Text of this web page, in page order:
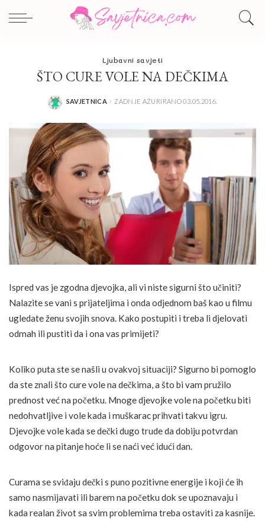
Ljubavni savjeti
ŠTO CURE VOLE NA DEČKIMA
POSTED
SAVJETNICA ZADNJE AŽURIRANO 03.05.2016.
Ispred vas je zgodna djevojka, ali vi niste sigurni što učiniti?
Nalazite se vani s prijateljima i onda odjednom baš kao u filmu
ugledate ženu svojih snova. Kako postupiti i treba li djelovati
odmah ili pustiti da i ona vas primijeti?
Koliko puta ste se našli u ovakvoj situaciji? Sigurno bi pomoglo
da ste znali što cure vole na dečkima, a što bi vam pružilo
prednost već na početku. Mnoge djevojke vole na početku biti
nedohvatljive i vole kada i muškarac prihvati takvu igru.
Djevojke vole kada se dečki dugo trude da dobiju potvrdan
odgovor na pitanje hoće li se naći već idući dan.
Curama se sviđaju dečki s puno pozitivne energije i koji će ih
samo nasmijavati ili barem na početku dok se upoznavaju i
kada realan život sa svim problemima treba ostaviti za kasnije.